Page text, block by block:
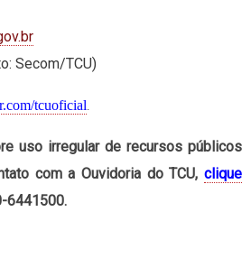
Secom/TCU)
tcuoficial.
uso irregular de recursos públicos
com a Ouvidoria do TCU, clique
6441500.